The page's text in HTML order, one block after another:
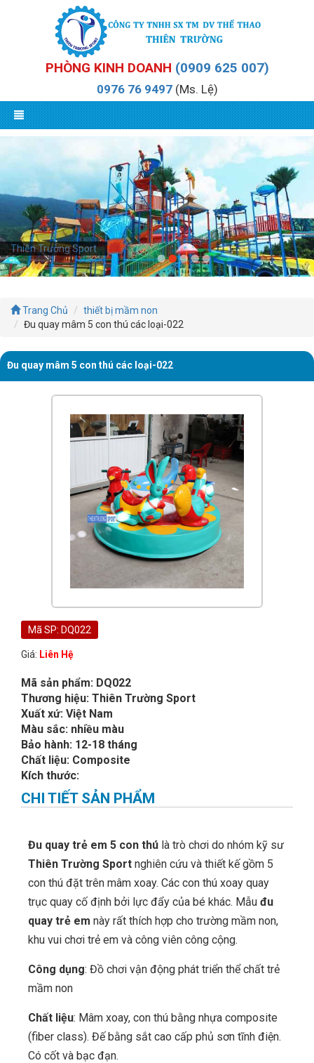
PHÒNG KINH DOANH (0909 625 007)
0976 76 9497(Ms. Lệ)
Thiên Trường Sport
Trang Chủ
thiết bị mầm non
Đu quay mâm 5 con thú các loại-022
Đu quay mâm 5 con thú các loại-022
Mã SP: DQ022
Giá: Liên Hệ
Mã sản phẩm: DQ022
Thương hiệu: Thiên Trường Sport
Xuất xứ: Việt Nam
Màu sắc: nhiều màu
Bảo hành: 12-18 tháng
Chất liệu: Composite
Kích thước:
CHI TIẾT SẢN PHẨM
Đu quay trẻ em 5 con thú là trò chơi do nhóm kỹ sư
Thiên Trường Sport nghiên cứu và thiết kế gồm 5
con thú đặt trên mâm xoay. Các con thú xoay quay
trục quay cố định bởi lực đẩy của bé khác. Mẫu đu
quay trẻ em này rất thích hợp cho trường mầm non,
khu vui chơi trẻ em và công viên công cộng.
Công dụng: Đồ chơi vận động phát triển thể chất trẻ
mầm non
Chất liệu: Mâm xoay, con thú bằng nhựa composite
(fiber class). Đế bằng sắt cao cấp phủ sơn tĩnh điện.
Có cốt và bạc đạn.